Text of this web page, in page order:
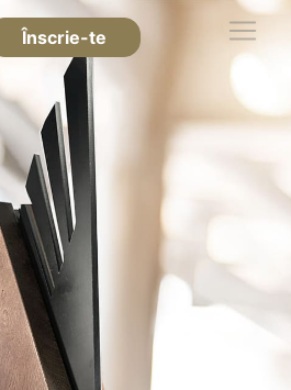
Înscrie-te